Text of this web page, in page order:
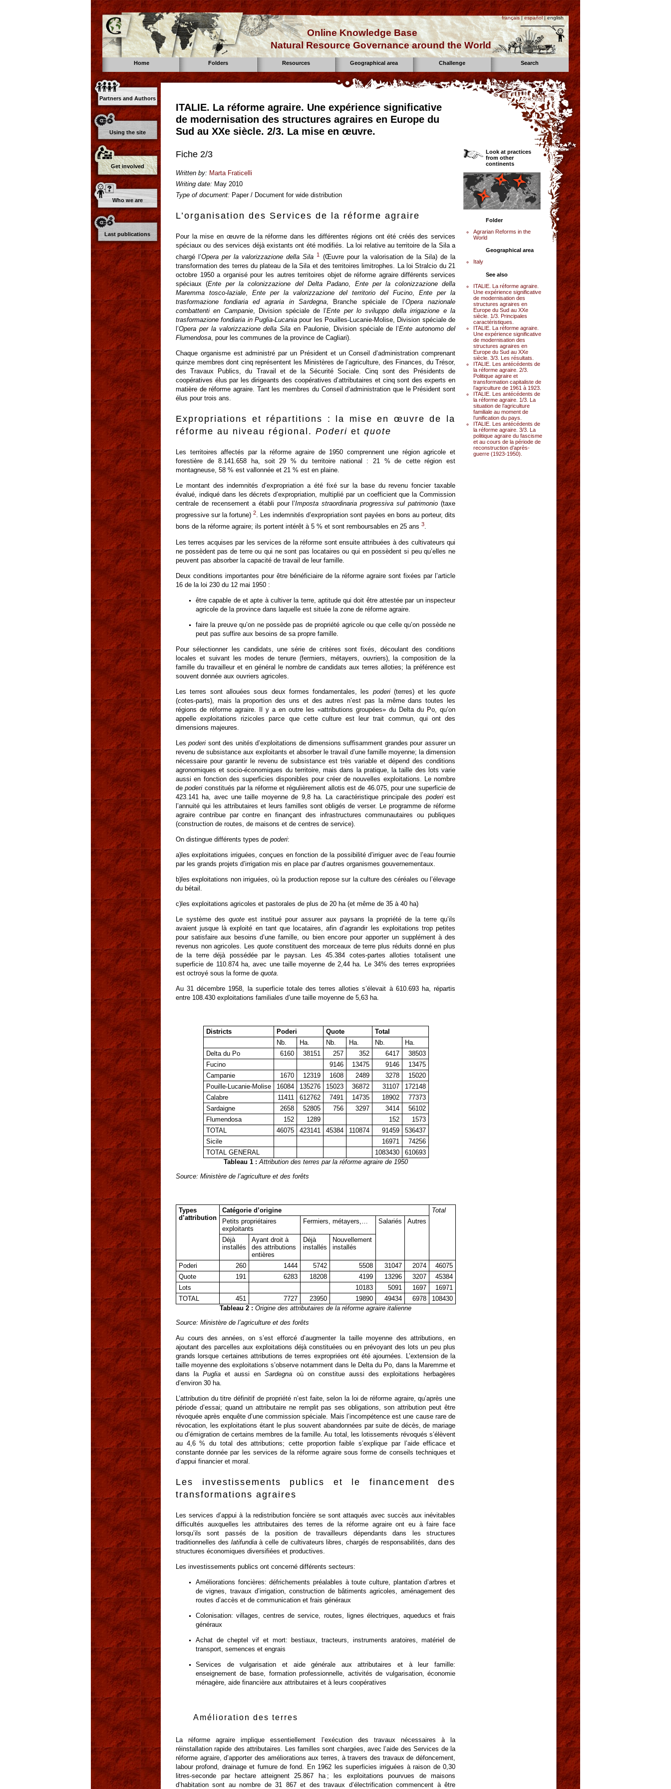
français|español| english
Online Knowledge Base
Natural Resource Governance around the World
Home Folders Resources Geographical area Challenge Search
Partners and Authors
Using the site
Get involved
Who we are
Last publications
ITALIE. La réforme agraire. Une expérience significative
de modernisation des structures agraires en Europe du
Sud au XXe siècle. 2/3. La mise en œuvre.
Fiche 2/3
Written by: Marta Fraticelli
Writing date: May 2010
Type of document: Paper / Document for wide distribution
L’organisation des Services de la réforme agraire
Pour la mise en œuvre de la réforme dans les différentes régions ont été créés des services
spéciaux ou des services déjà existants ont été modifiés. La loi relative au territoire de la Sila a
chargé l’Opera per la valorizzazione della Sila 1
(Œuvre pour la valorisation de la Sila) de la
transformation des terres du plateau de la Sila et des territoires limitrophes. La loi Stralcio du 21
octobre 1950 a organisé pour les autres territoires objet de réforme agraire différents services
spéciaux (Ente per la colonizzazione del Delta Padano
Ente per la colonizzazione della
Maremma tosco-laziale
Ente per la valorizzazione del territorio del Fucino
Ente per la
trasformazione fondiaria ed agraria in Sardegna, Branche spéciale de l’Opera nazionale
combattenti en Campanie, Division spéciale de l’Ente per lo sviluppo della irrigazione e la
trasformazione fondiaria in Puglia-Lucania pour les Pouilles-Lucanie-Molise, Division spéciale de
l’Opera per la valorizzazione della Sila en Paulonie, Division spéciale de l’Ente autonomo del
Flumendosa , pour les communes de la province de Cagliari).
Chaque organisme est administré par un Président et un Conseil d’administration comprenant
quinze membres dont cinq représentent les Ministères de l’agriculture, des Finances, du Trésor,
des Travaux Publics, du Travail et de la Sécurité Sociale. Cinq sont des Présidents de
coopératives élus par les dirigeants des coopératives d’attributaires et cinq sont des experts en
matière de réforme agraire. Tant les membres du Conseil d’administration que le Président sont
élus pour trois ans.
Expropriations et répartitions : la mise en œuvre de la
réforme au niveau régional. Poderi et quote
Les territoires affectés par la réforme agraire de 1950 comprennent une région agricole et
forestière de 8.141.658 ha, soit 29 % du territoire national : 21 % de cette région est
montagneuse, 58 % est vallonnée et 21 % est en plaine.
Le montant des indemnités d’expropriation a été fixé sur la base du revenu foncier taxable
évalué, indiqué dans les décrets d’expropriation, multiplié par un coefficient que la Commission
centrale de recensement a établi pour l’Imposta straordinaria progressiva sul patrimonio (taxe
progressive sur la fortune) 2. Les indemnités d’expropriation sont payées en bons au porteur, dits
bons de la réforme agraire; ils portent intérêt à 5 % et sont remboursables en 25 ans 3.
Les terres acquises par les services de la réforme sont ensuite attribuées à des cultivateurs qui
ne possèdent pas de terre ou qui ne sont pas locataires ou qui en possèdent si peu qu’elles ne
peuvent pas absorber la capacité de travail de leur famille.
Deux conditions importantes pour être bénéficiaire de la réforme agraire sont fixées par l’article
16 de la loi 230 du 12 mai 1950 :
être capable de et apte à cultiver la terre, aptitude qui doit être attestée par un inspecteur
agricole de la province dans laquelle est située la zone de réforme agraire.
faire la preuve qu’on ne possède pas de propriété agricole ou que celle qu’on possède ne
peut pas suffire aux besoins de sa propre famille.
Pour sélectionner les candidats, une série de critères sont fixés, découlant des conditions
locales et suivant les modes de tenure (fermiers, métayers, ouvriers), la composition de la
famille du travailleur et en général le nombre de candidats aux terres alloties; la préférence est
souvent donnée aux ouvriers agricoles.
Les terres sont allouées sous deux formes fondamentales, les poderi(terres) et lesquote
(cotes-parts), mais la proportion des uns et des autres n’est pas la même dans toutes les
régions de réforme agraire. Il y a en outre les «attributions groupées» du Delta du Po, qu’on
appelle exploitations rizicoles parce que cette culture est leur trait commun, qui ont des
dimensions majeures.
Lespoderi sont des unités d’exploitations de dimensions suffisamment grandes pour assurer un
revenu de subsistance aux exploitants et absorber le travail d’une famille moyenne; la dimension
nécessaire pour garantir le revenu de subsistance est très variable et dépend des conditions
agronomiques et socio-économiques du territoire, mais dans la pratique, la taille des lots varie
aussi en fonction des superficies disponibles pour créer de nouvelles exploitations. Le nombre
depoderi constitués par la réforme et régulièrement allotis est de 46.075, pour une superficie de
423.141 ha, avec une taille moyenne de 9,8 ha. La caractéristique principale des poderiest
l’annuité qui les attributaires et leurs familles sont obligés de verser. Le programme de réforme
agraire contribue par contre en finançant des infrastructures communautaires ou publiques
(construction de routes, de maisons et de centres de service).
On distingue différents types de poderi:
a)les exploitations irriguées, conçues en fonction de la possibilité d’irriguer avec de l’eau fournie
par les grands projets d’irrigation mis en place par d’autres organismes gouvernementaux.
b)les exploitations non irriguées, où la production repose sur la culture des céréales ou l’élevage
du bétail.
c)les exploitations agricoles et pastorales de plus de 20 ha (et même de 35 à 40 ha)
Le système des quote est institué pour assurer aux paysans la propriété de la terre qu’ils
avaient jusque là exploité en tant que locataires, afin d’agrandir les exploitations trop petites
pour satisfaire aux besoins d’une famille, ou bien encore pour apporter un supplément à des
revenus non agricoles. Les quoteconstituent des morceaux de terre plus réduits donné en plus
de la terre déjà possédée par le paysan. Les 45.384 cotes-partes alloties totalisent une
superficie de 110.874 ha, avec une taille moyenne de 2,44 ha. Le 34% des terres expropriées
est octroyé sous la forme de quota
Au 31 décembre 1958, la superficie totale des terres alloties s’élevait à 610.693 ha, répartis
entre 108.430 exploitations familiales d’une taille moyenne de 5,63 ha.
Tableau 1 : Attribution des terres par la réforme agraire de 1950
Districts Poderi Quote
Total
Nb.
Ha. Nb. Ha. Nb.
Ha.
Delta du Po
6160 38151 257 352 6417
38503
Fucino
9146 13475 9146
13475
Campanie
1670 12319 1608 2489 3278
15020
Pouille-Lucanie-Molise
16084 135276 15023 36872 31107
172148
Calabre
11411 612762 7491 14735 18902
77373
Sardaigne
2658 52805 756 3297 3414
56102
Flumendosa
152 1289 152
1573
TOTAL
46075 423141 45384 110874 91459
536437
Sicile
16971
74256
TOTAL GENERAL
1083430 610693
Source: Ministère de l’agriculture et des forêts
Tableau 2 : Origine des attributaires de la réforme agraire italienne
Types
d’attribution
Catégorie d’origine
Total
Petits propriétaires
exploitants
Fermiers, métayers,… Salariés Autres
Déjà
installés
Ayant droit à
des attributions
entières
Déjà
installés
Nouvellement
installés
Poderi 260 1444 5742 5508 31047 2074
46075
Quote
191 6283 18208 4199 13296 3207
45384
Lots
10183 5091 1697
16971
TOTAL
451 7727 23950 19890 49434 6978 108430
Source: Ministère de l’agriculture et des forêts
Au cours des années, on s’est efforcé d’augmenter la taille moyenne des attributions, en
ajoutant des parcelles aux exploitations déjà constituées ou en prévoyant des lots un peu plus
grands lorsque certaines attributions de terres expropriées ont été ajournées. L’extension de la
taille moyenne des exploitations s’observe notamment dans le Delta du Po, dans la Maremme et
dans laPuglia et aussi enSardegna où on constitue aussi des exploitations herbagères
d’environ 30 ha.
L’attribution du titre définitif de propriété n’est faite, selon la loi de réforme agraire, qu’après une
période d’essai; quand un attributaire ne remplit pas ses obligations, son attribution peut être
révoquée après enquête d’une commission spéciale. Mais l’incompétence est une cause rare de
révocation, les exploitations étant le plus souvent abandonnées par suite de décès, de mariage
ou d’émigration de certains membres de la famille. Au total, les lotissements révoqués s’élèvent
au 4,6 % du total des attributions; cette proportion faible s’explique par l’aide efficace et
constante donnée par les services de la réforme agraire sous forme de conseils techniques et
d’appui financier et moral.
Les investissements publics et le financement des
transformations agraires
Les services d’appui à la redistribution foncière se sont attaqués avec succès aux inévitables
difficultés auxquelles les attributaires des terres de la réforme agraire ont eu à faire face
lorsqu’ils sont passés de la position de travailleurs dépendants dans les structures
traditionnelles des latifundiaà celle de cultivateurs libres, chargés de responsabilités, dans des
structures économiques diversifiées et productives.
Les investissements publics ont concerné différents secteurs:
Améliorations foncières: défrichements préalables à toute culture, plantation d’arbres et
de vignes, travaux d’irrigation, construction de bâtiments agricoles, aménagement des
routes d’accès et de communication et frais généraux
Colonisation: villages, centres de service, routes, lignes électriques, aqueducs et frais
généraux
Achat de cheptel vif et mort: bestiaux, tracteurs, instruments aratoires, matériel de
transport, semences et engrais
Services de vulgarisation et aide générale aux attributaires et à leur famille:
enseignement de base, formation professionnelle, activités de vulgarisation, économie
ménagère, aide financière aux attributaires et à leurs coopératives
Amélioration des terres
La réforme agraire implique essentiellement l’exécution des travaux nécessaires à la
réinstallation rapide des attributaires. Les familles sont chargées, avec l’aide des Services de la
réforme agraire, d’apporter des améliorations aux terres, à travers des travaux de défoncement,
labour profond, drainage et fumure de fond. En 1962 les superficies irriguées à raison de 0,30
litres-seconde par hectare atteignent 25.867 ha ; les exploitations pourvues de maisons
d’habitation sont au nombre de 31 867 et des travaux d’électrification commencent à être
Look at practices
from other
continents
Folder
Agrarian Reforms in the
World
Geographical area
Italy
See also
ITALIE. La réforme agraire.
Une expérience significative
de modernisation des
structures agraires en
Europe du Sud au XXe
siècle. 1/3. Principales
caractéristiques.
ITALIE. La réforme agraire.
Une expérience significative
de modernisation des
structures agraires en
Europe du Sud au XXe
siècle. 3/3. Les résultats.
ITALIE. Les antécédents de
la réforme agraire. 2/3.
Politique agraire et
transformation capitaliste de
l’agriculture de 1961 à 1923.
ITALIE. Les antécédents de
la réforme agraire. 1/3. La
situation de l’agriculture
familiale au moment de
l’unification du pays.
ITALIE. Les antécédents de
la réforme agraire. 3/3. La
politique agraire du fascisme
et au cours de la période de
reconstruction d’après-
guerre (1923-1950).